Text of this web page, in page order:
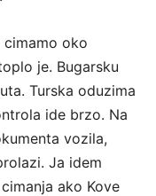
cimamo oko
je. Bugarsku
Turska oduzima
ide brzo. Na
vozila,
Ja idem
ako Kove